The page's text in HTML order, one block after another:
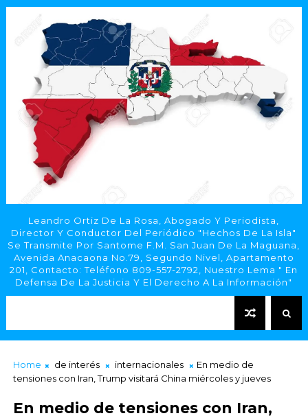
Leandro Ortiz De La Rosa, Abogado Y Periodista,
Director Y Conductor Del Periódico "Hechos De La Isla"
Se Transmite Por Santome F.M. San Juan De La Maguana,
Avenida Anacaona No.79, Segundo Nivel, Apartamento
201, Contacto: Teléfono 809-557-2792, Nuestro Lema " En
Defensa De La Justicia Y El Derecho A La Información"
Home de interés internacionales
En medio de
tensiones con Iran, Trump visitará China miércoles y jueves
En medio de tensiones con Iran,